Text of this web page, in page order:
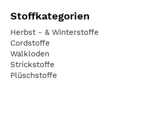
Stoffkategorien
Herbst - & Winterstoffe
Cordstoffe
Walkloden
Strickstoffe
Plüschstoffe